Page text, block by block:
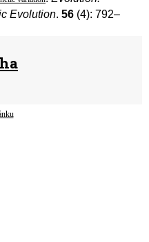
Evolution. 56 (4): 792–